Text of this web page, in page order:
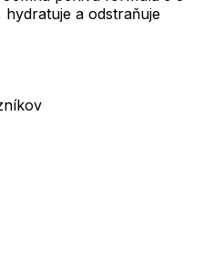
hydratuje a odstraňuje